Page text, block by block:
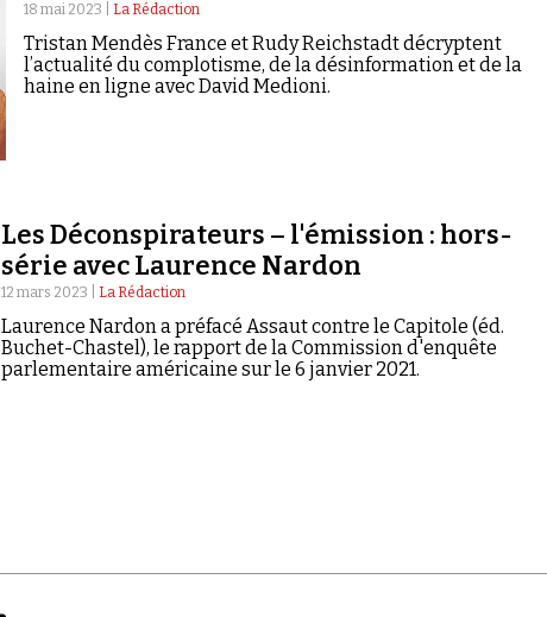
18 mai 2023 | La Rédaction
Tristan Mendès France et Rudy Reichstadt décryptent
l’actualité du complotisme, de la désinformation et de la
haine en ligne avec David Medioni.
Les Déconspirateurs – l'émission : hors-
série avec Laurence Nardon
12 mars 2023 | La Rédaction
Laurence Nardon a préfacé Assaut contre le Capitole (éd.
Buchet-Chastel), le rapport de la Commission d'enquête
parlementaire américaine sur le 6 janvier 2021.